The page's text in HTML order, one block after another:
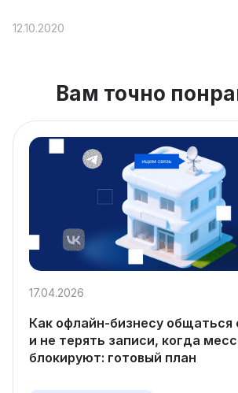
12.10.2020
Вам точно
17.04.2026
Как офлайн-бизнесу общаться
и не терять записи, когда
блокируют: готовый план